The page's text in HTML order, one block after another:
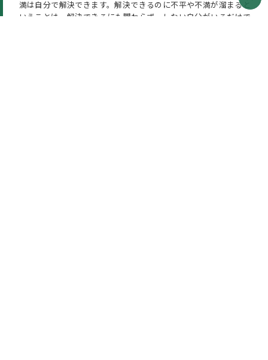
満は自分で解決できます。解決できるのに不平や不満が溜まると
いうことは、解決できるにも関わらず、しない自分がいるだけで